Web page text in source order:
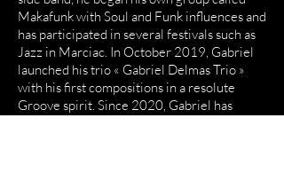
Makafunk with Soul and Funk influences and
has participated in several festivals such as
Jazz in Marciac. In October 2019, Gabriel
launched his trio « Gabriel Delmas Trio »
with his first compositions in a resolute
Groove spirit. Since 2020, Gabriel has